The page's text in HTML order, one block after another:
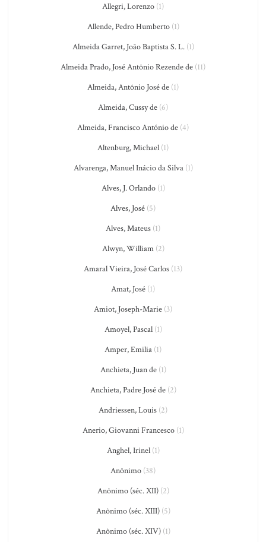
Allegri, Lorenzo (1)
Allende, Pedro Humberto(1)
Almeida Garret, João Baptista S. L.(1)
Almeida Prado, José Antônio Rezende de (11)
Almeida, Antônio José de (1)
Almeida, Cussy de (6)
Almeida, Francisco António de (4)
Altenburg, Michael (1)
Alvarenga, Manuel Inácio da Silva(1)
Alves, J. Orlando(1)
Alves, José (5)
Alves, Mateus (1)
Alwyn, William(2)
Amaral Vieira, José Carlos (13)
Amat, José (1)
Amiot, Joseph-Marie (3)
Amoyel, Pascal(1)
Amper, Emilia (1)
Anchieta, Juan de(1)
Anchieta, Padre José de(2)
Andriessen, Louis (2)
Anerio, Giovanni Francesco(1)
Anghel, Irinel(1)
Anônimo (38)
Anônimo (séc. XII)(2)
Anônimo (séc. XIII)(5)
Anônimo (séc. XIV)(1)